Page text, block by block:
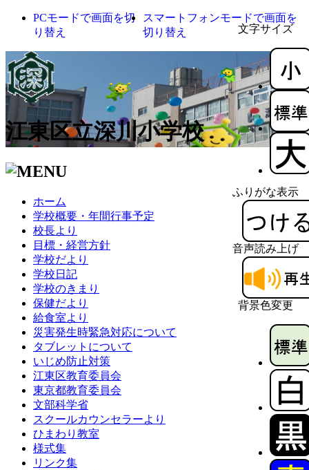
文字サイズ
ふりがな表示
音声読み上げ
背景色変更
PCモードで画面を切
り替え
スマートフォンモードで画面を
切り替え
江東区立深川小学校
ホーム
学校概要・年間行事予定
校長より
目標・経営方針
学校だより
学校日記
学校のきまり
保健だより
給食室より
災害発生時緊急対応について
タブレットについて
いじめ防止対策
江東区教育委員会
東京都教育委員会
文部科学省
スクールカウンセラーより
ひまわり教室
様式集
リンク集